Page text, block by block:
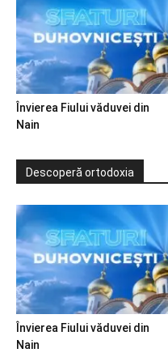
Învierea Fiului văduvei din
Nain
Descoperă ortodoxia
Învierea Fiului văduvei din
Nain